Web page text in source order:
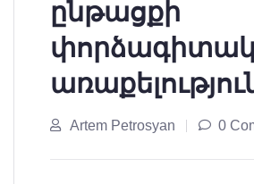
ընթացքի
Artem Petrosyan 0